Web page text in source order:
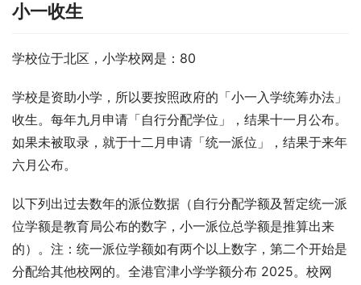
小一收生
学校位于北区，小学校网是：80
学校是资助小学，所以要按照政府的「小一入学统筹办法」
收生。每年九月申请「自行分配学位」，结果十一月公布。
如果未被取录，就于十二月申请「统一派位」，结果于来年
六月公布。
以下列出过去数年的派位数据（自行分配学额及暂定统一派
位学额是教育局公布的数字，小一派位总学额是推算出来
的）。注：统一派位学额如有两个以上数字，第二个开始是
分配给其他校网的。全港官津小学学额分布 2025。校网